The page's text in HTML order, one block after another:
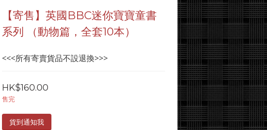
【寄售】英國BBC迷你寶寶童書
系列 （動物篇，全套10本）
<<<所有寄賣貨品不設退換>>>
HK$160.00
售完
貨到通知我